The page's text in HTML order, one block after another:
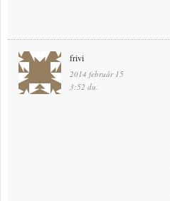
frivi
2014 február 15
3:52 du.